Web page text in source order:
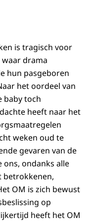
is tragisch voor
drama
hun pasgeboren
het oordeel van
baby toch
heeft naar het
weken oud te
gevaren van de
ons, ondanks alle
betrokkenen,
OM is zich bewust
op
heeft het OM